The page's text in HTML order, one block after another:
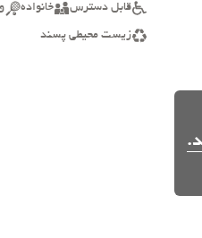
قابل دسترس خانواده
زیست محیطی پسند